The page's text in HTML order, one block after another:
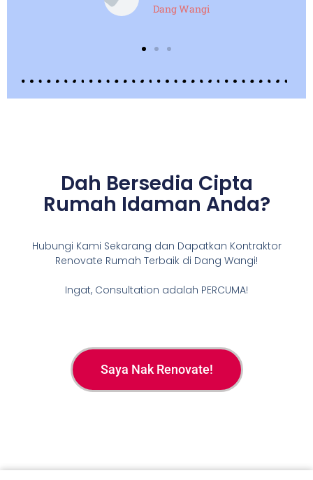
Dang Wangi
Dah Bersedia Cipta
Rumah Idaman Anda?
Hubungi Kami Sekarang dan Dapatkan Kontraktor
Renovate Rumah Terbaik di Dang Wangi!
Ingat, Consultation adalah PERCUMA!
Saya Nak Renovate!